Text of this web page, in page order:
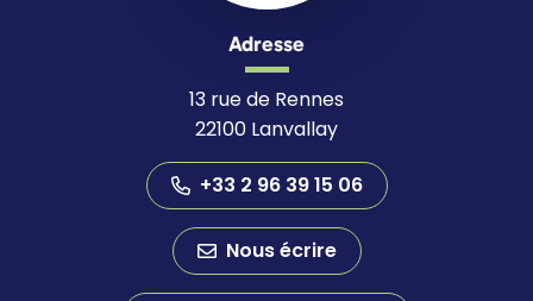
Adresse
13 rue de Rennes
22100 Lanvallay
+33 2 96 39 15 06
Nous écrire